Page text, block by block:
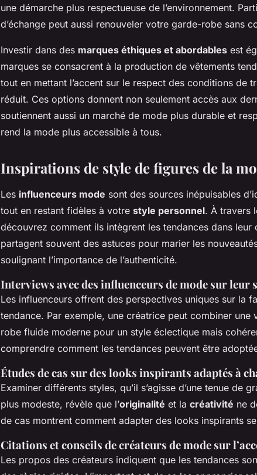
une démarche plus respectueuse de l’environnement.
d’échange peut aussi renouveler votre garde-robe sans
Investir dans des marques éthiques et abordables est
marques se consacrent à la production de vêtements
tout en mettant l’accent sur le respect des conditions de
réduit. Ces options donnent non seulement accès aux
soutiennent aussi un marché de mode plus durable et
rend la mode plus accessible à tous.
Inspirations de style de figures de la
Les influenceurs mode sont des sources inépuisables
tout en restant fidèles à votre style personnel. À travers
découvrez comment ils intègrent les tendances dans
partagent souvent des astuces pour marier les
soulignant l’importance de l’authenticité.
Interviews avec des influenceurs de mode sur leur
Les influenceurs offrent des perspectives uniques sur la
tendance. Par exemple, une créatrice peut combiner une
robe fluide moderne pour un style éclectique mais
comprendre comment les tendances peuvent être
Études de cas sur des looks inspirants adaptés à
Examiner différents styles, qu’il s’agisse d’une tenue de
plus modeste, révèle que l’originalité et la créativité ne
de cas montrent comment adapter des looks inspirants
Citations et conseils de créateurs de mode sur
Les propos des créateurs indiquent que les tendances